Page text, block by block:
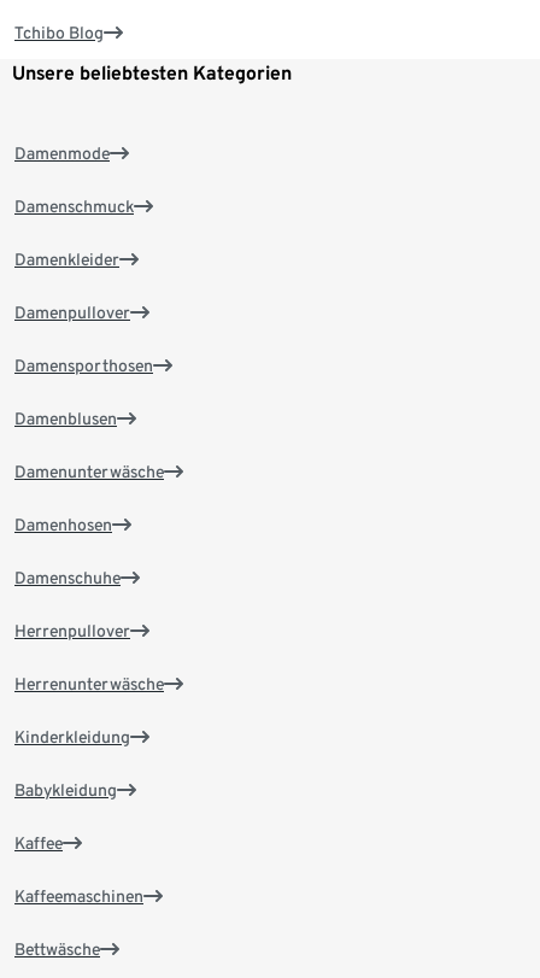
Tchibo Blog
Unsere beliebtesten Kategorien
Damenmode
Damenschmuck
Damenkleider
Damenpullover
Damensporthosen
Damenblusen
Damenunterwäsche
Damenhosen
Damenschuhe
Herrenpullover
Herrenunterwäsche
Kinderkleidung
Babykleidung
Kaffee
Kaffeemaschinen
Bettwäsche